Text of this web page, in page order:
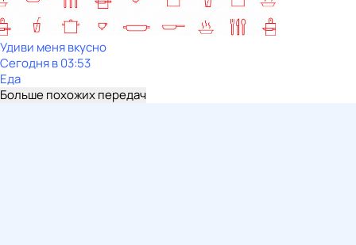
Удиви меня вкусно
Сегодня в 03:53
Еда
Больше похожих передач